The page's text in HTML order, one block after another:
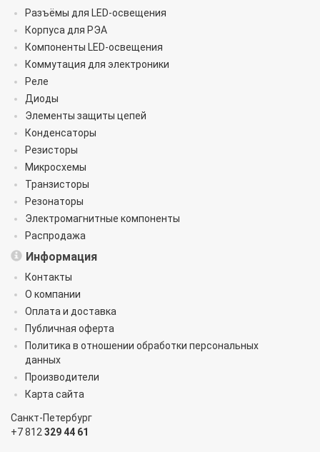
Разъёмы для LED-освещения
Корпуса для РЭА
Компоненты LED-освещения
Коммутация для электроники
Реле
Диоды
Элементы защиты цепей
Конденсаторы
Резисторы
Микросхемы
Транзисторы
Резонаторы
Электромагнитные компоненты
Распродажа
Информация
Контакты
О компании
Оплата и доставка
Публичная оферта
Политика в отношении обработки персональных
данных
Производители
Карта сайта
Санкт-Петербург
+7 812 329 44 61